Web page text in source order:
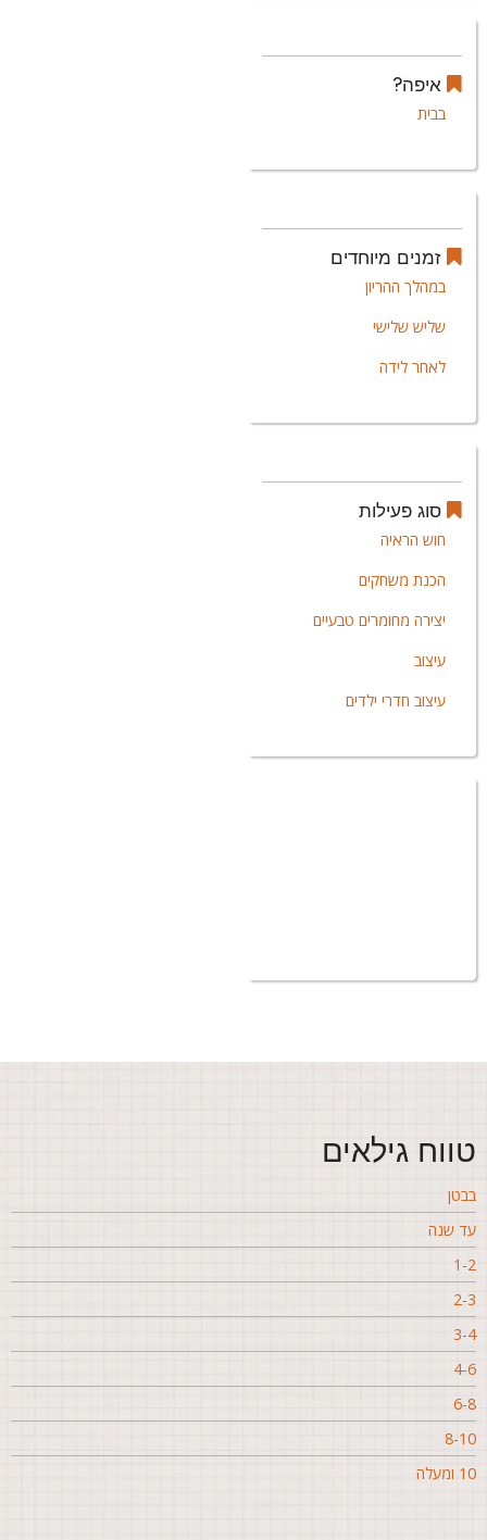
איפה?
בבית
זמנים מיוחדים
במהלך ההריון
שליש שלישי
לאחר לידה
סוג פעילות
חוש הראיה
הכנת משחקים
יצירה מחומרים טבעיים
עיצוב
עיצוב חדרי ילדים
גילאים
שנה
1-
2-
3-
4-
6-
8-